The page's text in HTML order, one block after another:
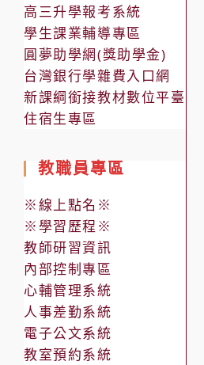
高三升學報考系統
學生課業輔導專區
圓夢助學網(獎助學金)
台灣銀行學雜費入口網
新課綱銜接教材數位平臺
住宿生專區
教職員專區
※線上點名※
※學習歷程※
教師研習資訊
內部控制專區
心輔管理系統
人事差勤系統
電子公文系統
教室預約系統